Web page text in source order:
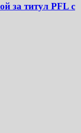
за титул PFL с